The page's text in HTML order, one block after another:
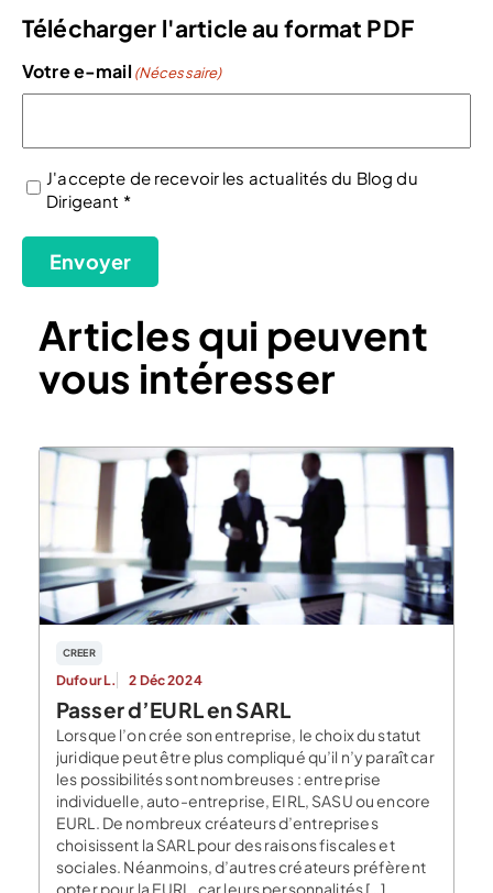
Télécharger l'article au format PDF
Votre e-mail (Nécessaire)
(Nécessaire)
J'accepte de recevoir les actualités du Blog du
Dirigeant *
Envoyer
Articles qui peuvent
vous intéresser
CREER
Dufour L. 2 Déc 2024
Passer d’EURL en SARL
Lorsque l’on crée son entreprise, le choix du statut
juridique peut être plus compliqué qu’il n’y paraît car
les possibilités sont nombreuses : entreprise
individuelle, auto-entreprise, EIRL, SASU ou encore
EURL. De nombreux créateurs d’entreprises
choisissent la SARL pour des raisons fiscales et
sociales. Néanmoins, d’autres créateurs préfèrent
opter pour la EURL, car leurs personnalités […]